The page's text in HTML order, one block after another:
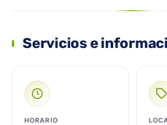
Servicios e
HORARIO